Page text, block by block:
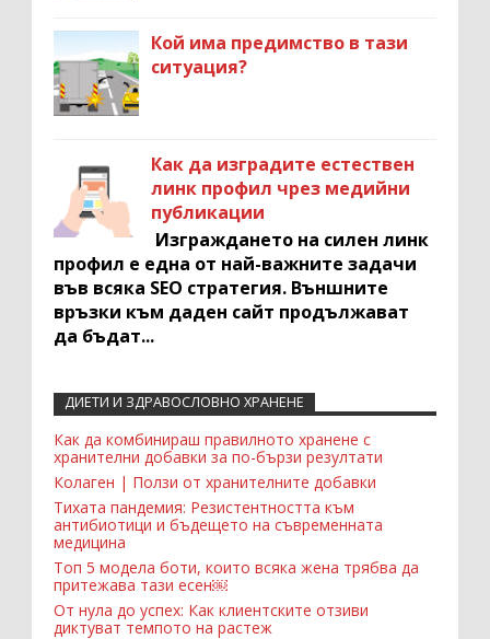
Кой има предимство в тази
ситуация?
Как да изградите естествен
линк профил чрез медийни
публикации
Изграждането на силен линк
профил е една от най-важните задачи
във всяка SEO стратегия. Външните
връзки към даден сайт продължават
да бъдат...
Recent Comments Widget
ДИЕТИ И ЗДРАВОСЛОВНО ХРАНЕНЕ
Как да комбинираш правилното хранене с
хранителни добавки за по-бързи резултати
Колаген | Ползи от хранителните добавки
Тихата пандемия: Резистентността към
антибиотици и бъдещето на съвременната
медицина
Топ 5 модела боти, които всяка жена трябва да
притежава тази есен￼
От нула до успех: Как клиентските отзиви
диктуват темпото на растеж